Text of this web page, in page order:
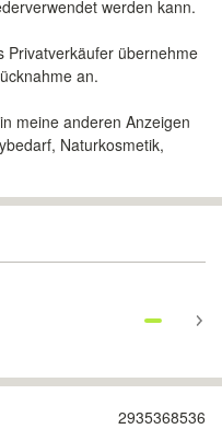
werden kann.
Privatverkäufer übernehme
an.
meine anderen Anzeigen
Naturkosmetik,
2935368536